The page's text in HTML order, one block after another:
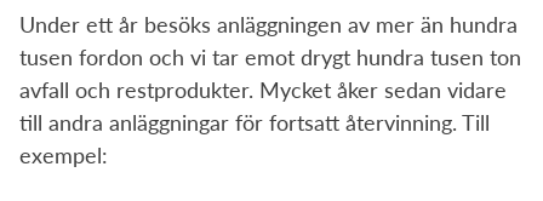
Under ett år besöks anläggningen av mer än hundra
tusen fordon och vi tar emot drygt hundra tusen ton
avfall och restprodukter. Mycket åker sedan vidare
till andra anläggningar för fortsatt återvinning. Till
exempel: